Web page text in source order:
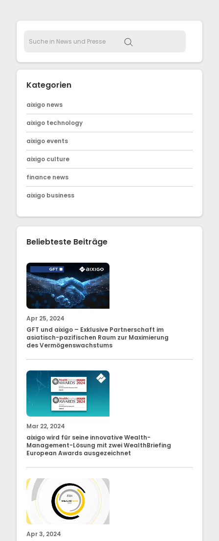
Kategorien
aixigo news
aixigo technology
aixigo events
aixigo culture
finance news
aixigo business
Beliebteste Beiträge
Apr 25, 2024
GFT und aixigo – Exklusive Partnerschaft im
asiatisch-pazifischen Raum zur Maximierung
des Vermögenswachstums
Mar 22, 2024
aixigo wird für seine innovative Wealth-
Management-Lösung mit zwei WealthBriefing
European Awards ausgezeichnet
Apr 3, 2024